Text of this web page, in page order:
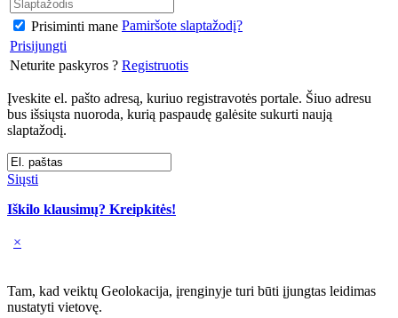
Prisiminti mane Pamiršote slaptažodį?
Prisijungti
Neturite paskyros ? Registruotis
Įveskite el. pašto adresą, kuriuo registravotės portale. Šiuo adresu
bus išsiųsta nuoroda, kurią paspaudę galėsite sukurti naują
slaptažodį.
Siųsti
Iškilo klausimų? Kreipkitės!
×
Tam, kad veiktų Geolokacija, įrenginyje turi būti įjungtas leidimas
nustatyti vietovę.